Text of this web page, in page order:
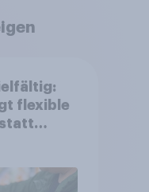
flexible